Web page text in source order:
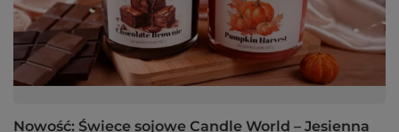
Nowość: Świece sojowe Candle World – Jesienna